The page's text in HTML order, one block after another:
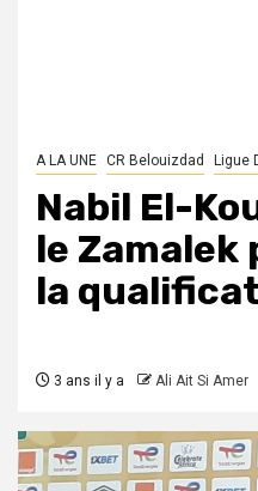
A LA UNE CR Belouizdad Ligue
Nabil El-
le Zamalek
la
3 ans il y a Ali Ait Si Amer